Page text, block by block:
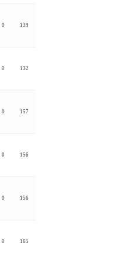
0 139
0 132
0 157
0 156
0 156
0 165